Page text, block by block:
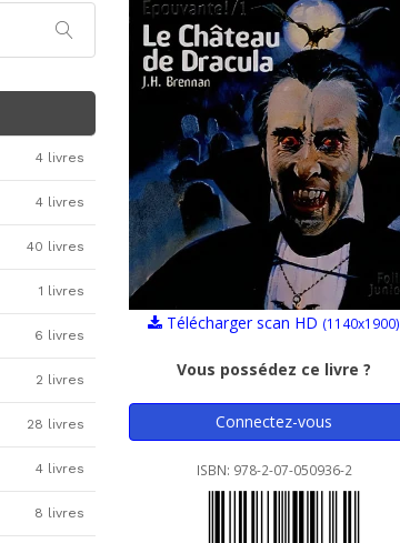
Télécharger scan HD (1140x1900)
Vous possédez ce livre ?
Connectez-vous
ISBN: 978-2-07-050936-2
4 livres
4 livres
40 livres
1 livres
6 livres
2 livres
28 livres
4 livres
8 livres